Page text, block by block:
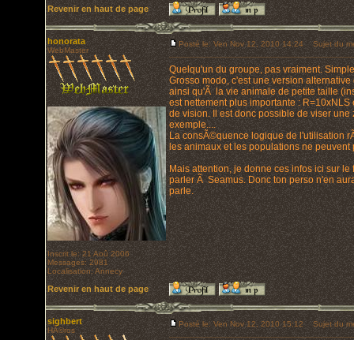
Revenir en haut de page
honorata
WebMaster
Inscrit le: 21 Aoû 2006
Messages: 2981
Localisation: Annecy
Posté le: Ven Nov 12, 2010 14:24 Sujet du
Quelqu'un du groupe, pas vraiment.
Grosso modo, c'est une version
ainsi qu'Ã la vie animale de petite taille
est nettement plus importante :
de vision. Il est donc possible de viser
exemple....
La consÃ©quence logique de l'utilisation
les animaux et les populations ne
Mais attention, je donne ces infos ici sur
parler Ã Seamus. Donc ton perso n'en
parle.
Revenir en haut de page
sighbert
HÃ©ros
Posté le: Ven Nov 12, 2010 15:12 Sujet du